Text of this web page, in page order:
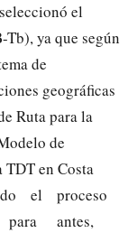
el
ya que según
de
geográficas
Ruta para la
de
en Costa
el proceso
para antes,